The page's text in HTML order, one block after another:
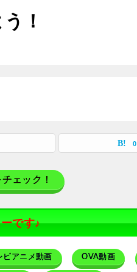
！
0
ェック！
です♪
ビアニメ動画 OVA動画